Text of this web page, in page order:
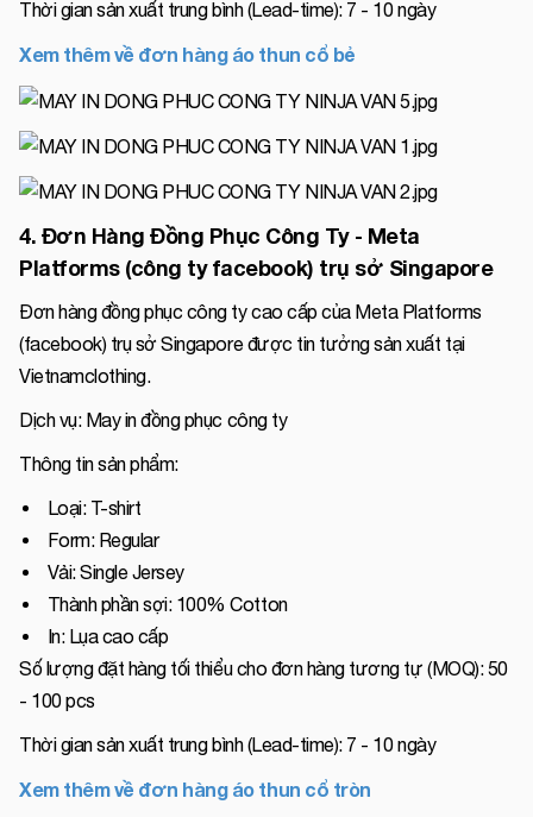
Thời gian sản xuất trung bình (Lead-time): 7 - 10 ngày
Xem thêm về đơn hàng áo thun cổ bẻ
4. Đơn Hàng Đồng Phục Công Ty - Meta
Platforms (công ty facebook) trụ sở Singapore
Đơn hàng đồng phục công ty cao cấp của Meta Platforms
(facebook) trụ sở Singapore được tin tưởng sản xuất tại
Vietnamclothing.
Dịch vụ: May in đồng phục công ty
Thông tin sản phẩm:
Loại: T-shirt
Form: Regular
Vải: Single Jersey
Thành phần sợi: 100% Cotton
In: Lụa cao cấp
Số lượng đặt hàng tối thiểu cho đơn hàng tương tự (MOQ): 50
- 100 pcs
Thời gian sản xuất trung bình (Lead-time): 7 - 10 ngày
Xem thêm về đơn hàng áo thun cổ tròn